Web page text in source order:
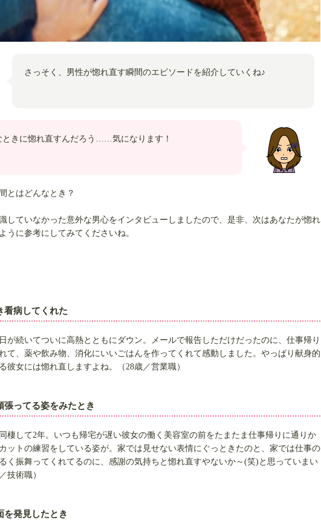
さっそく、男性が惚れ直す瞬間のエピソードを紹介していくね♪
ときに惚れ直すんだろう……気になります！
とはどんなとき？
していなかった意外な男心をインタビューしましたので、是非、次はあなたが惚れ
うに参考にしてみてくださいね。
病してくれた
が続いてついに高熱とともにダウン。メールで報告しただけだったのに、仕事帰り
て、薬や飲み物、消化にいいごはんを作ってくれて感動しました。やっぱり献身的
彼女には惚れ直しますよね。（28歳／営業職）
ってる姿をみたとき
棲して2年。いつも帰宅が遅い彼女の働く美容室の前をたまたま仕事帰りに通りか
ットの練習をしている姿が。家では見せない表情にぐっときたのと、家では仕事の
く振舞ってくれてるのに、感謝の気持ちと惚れ直すやないか～(笑)と思っていまい
技術職）
発見したとき